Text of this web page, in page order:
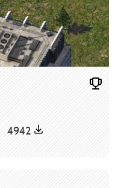
4942